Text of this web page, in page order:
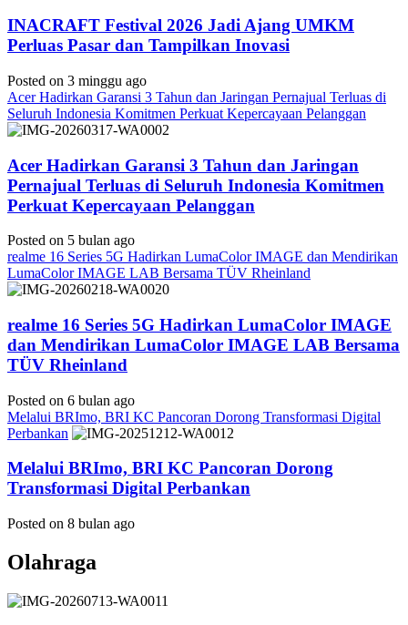
INACRAFT Festival 2026 Jadi Ajang UMKM
Perluas Pasar dan Tampilkan Inovasi
Posted on 3 minggu ago
Acer Hadirkan Garansi 3 Tahun dan Jaringan Pernajual Terluas di
Seluruh Indonesia Komitmen Perkuat Kepercayaan Pelanggan
Acer Hadirkan Garansi 3 Tahun dan Jaringan
Pernajual Terluas di Seluruh Indonesia Komitmen
Perkuat Kepercayaan Pelanggan
Posted on 5 bulan ago
realme 16 Series 5G Hadirkan LumaColor IMAGE dan Mendirikan
LumaColor IMAGE LAB Bersama TÜV Rheinland
realme 16 Series 5G Hadirkan LumaColor IMAGE
dan Mendirikan LumaColor IMAGE LAB Bersama
TÜV Rheinland
Posted on 6 bulan ago
Melalui BRImo, BRI KC Pancoran Dorong Transformasi Digital
Perbankan
Melalui BRImo, BRI KC Pancoran Dorong
Transformasi Digital Perbankan
Posted on 8 bulan ago
Olahraga